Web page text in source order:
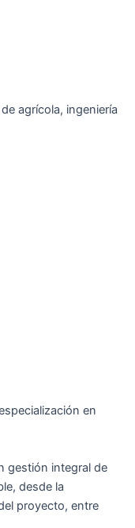
agrícola, ingeniería
en
gestión integral de
desde la
proyecto, entre